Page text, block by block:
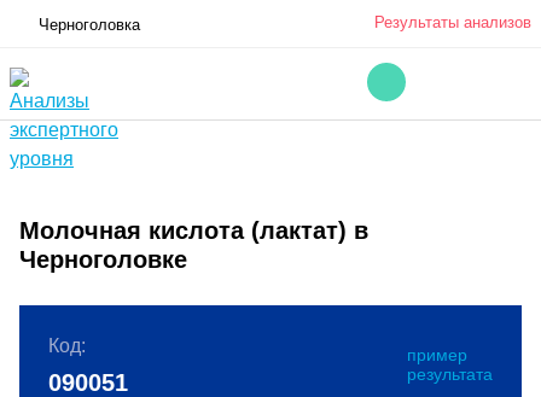
Черноголовка Результаты анализов
Молочная кислота (лактат) в
Черноголовке
Код:
пример
результата
090051